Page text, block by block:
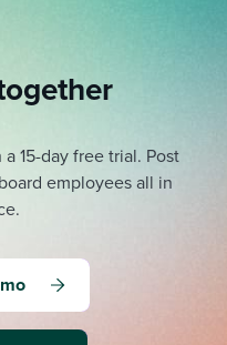
15-day free trial. Post
employees all in